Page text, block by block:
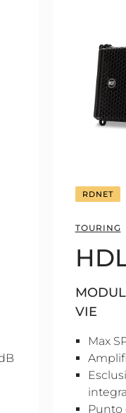
RDNET
TOURING
VIE
Max
Punto